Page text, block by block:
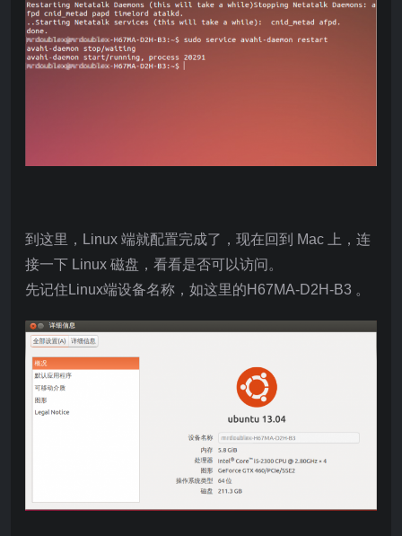
到这里，Linux 端就配置完成了，现在回到 Mac 上，连
接一下 Linux 磁盘，看看是否可以访问。
先记住Linux端设备名称，如这里的H67MA-D2H-B3 。